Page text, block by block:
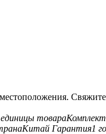
товара
Китай Гарантия1